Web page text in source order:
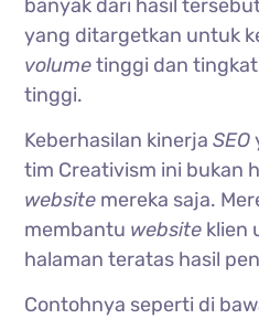
banyak dari hasil
yang ditargetkan untuk
volumetinggi dan
tinggi.
Keberhasilan kinerjaSEO
tim Creativism ini bukan
website mereka saja.
membantu website klien
halaman teratas hasil
Contohnya seperti di